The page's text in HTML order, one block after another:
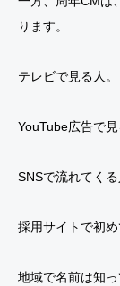
ります。
テレビで見る人。
YouTube広告で見
SNSで流れてくる
採用サイトで初め
地域で名前は知